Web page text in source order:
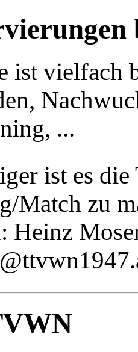
ist vielfach
...
ist es
Match zu
Heinz